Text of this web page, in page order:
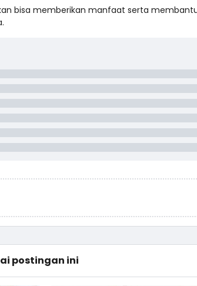
bisa memberikan manfaat serta
postingan ini